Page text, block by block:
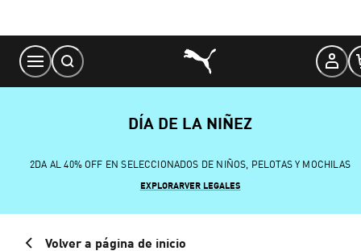
Content
DÍA DE LA NIÑEZ
2DA AL 40% OFF EN SELECCIONADOS DE NIÑOS, PELOTAS Y MOCHILAS
EXPLORARVER LEGALES
Volver a página de inicio